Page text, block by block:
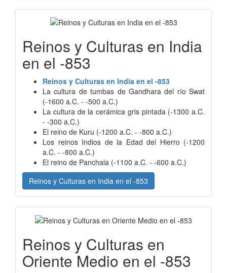
Reinos y Culturas en India
en el -853
Reinos y Culturas en India en el -853
La cultura de tumbas de Gandhara del río Swat
(-1600 a.C. - -500 a.C.)
La cultura de la cerámica gris pintada (-1300 a.C.
- -300 a.C.)
El reino de Kuru (-1200 a.C. - -800 a.C.)
Los reinos Indios de la Edad del Hierro (-1200
a.C. - -800 a.C.)
El reino de Panchala (-1100 a.C. - -600 a.C.)
Reinos y Culturas en India en el -853
Reinos y Culturas en
Oriente Medio en el -853